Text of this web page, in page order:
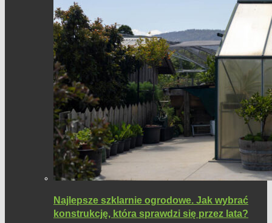
Najlepsze szklarnie ogrodowe. Jak wybrać
konstrukcję, która sprawdzi się przez lata?